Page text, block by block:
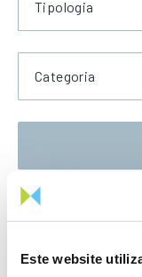
Este website
Tipologia
Categoria
Data Crescente